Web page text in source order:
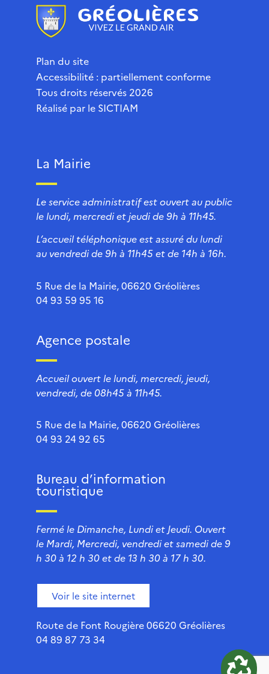
Plan du site
Accessibilité : partiellement conforme
Tous droits réservés 2026
Réalisé par le SICTIAM
La Mairie
Le service administratif est ouvert au public
le lundi, mercredi et jeudi de 9h à 11h45.
L’accueil téléphonique est assuré du lundi
au vendredi de 9h à 11h45 et de 14h à 16h.
5 Rue de la Mairie, 06620 Gréolières
04 93 59 95 16
Agence postale
Accueil ouvert le lundi, mercredi, jeudi,
vendredi, de 08h45 à 11h45.
5 Rue de la Mairie, 06620 Gréolières
04 93 24 92 65
Bureau d’information
touristique
Fermé le Dimanche, Lundi et Jeudi. Ouvert
le Mardi, Mercredi, vendredi et samedi de 9
h 30 à 12 h 30 et de 13 h 30 à 17 h 30.
Voir le site internet
Route de Font Rougière 06620 Gréolières
04 89 87 73 34